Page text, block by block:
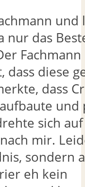
und
nur das
Fachmann
dass diese
dass
und
sich
mir.
sondern
eh kein